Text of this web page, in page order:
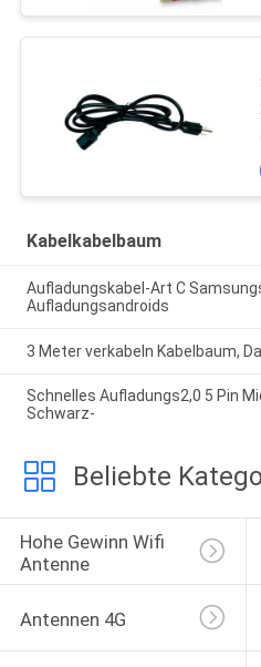
Kabelkabelbaum
Aufladungskabel-Art C
Aufladungsandroids
3 Meter verkabeln Kabelbaum,
Schnelles Aufladungs2,0 5 Pin
Schwarz-
Beliebte
Hohe Gewinn Wifi
Antenne
Antennen 4G